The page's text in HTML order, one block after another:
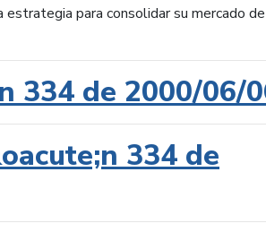
estrategia para consolidar su mercado de
334 de 2000/06/
334 de